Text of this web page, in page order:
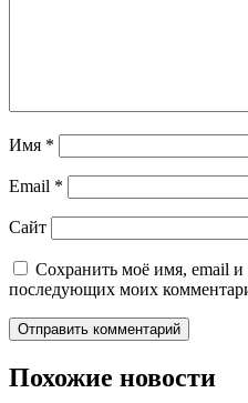
Имя *
Email *
Сайт
Сохранить моё имя, email и
последующих моих
Похожие новости